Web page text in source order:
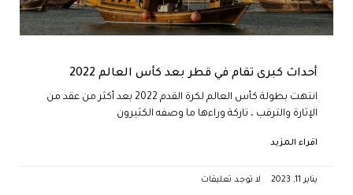
أحداث كبرى تقام في قطر بعد كأس العالم 2022
انتهت بطولة كأس العالم لكرة القدم 2022 بعد أكثر من عقد من
الإثارة والترقب ، تاركة وراءها ما وصفه الكثيرون
اقراء المزيد
يناير 11, 2023 لا توجد تعليقات